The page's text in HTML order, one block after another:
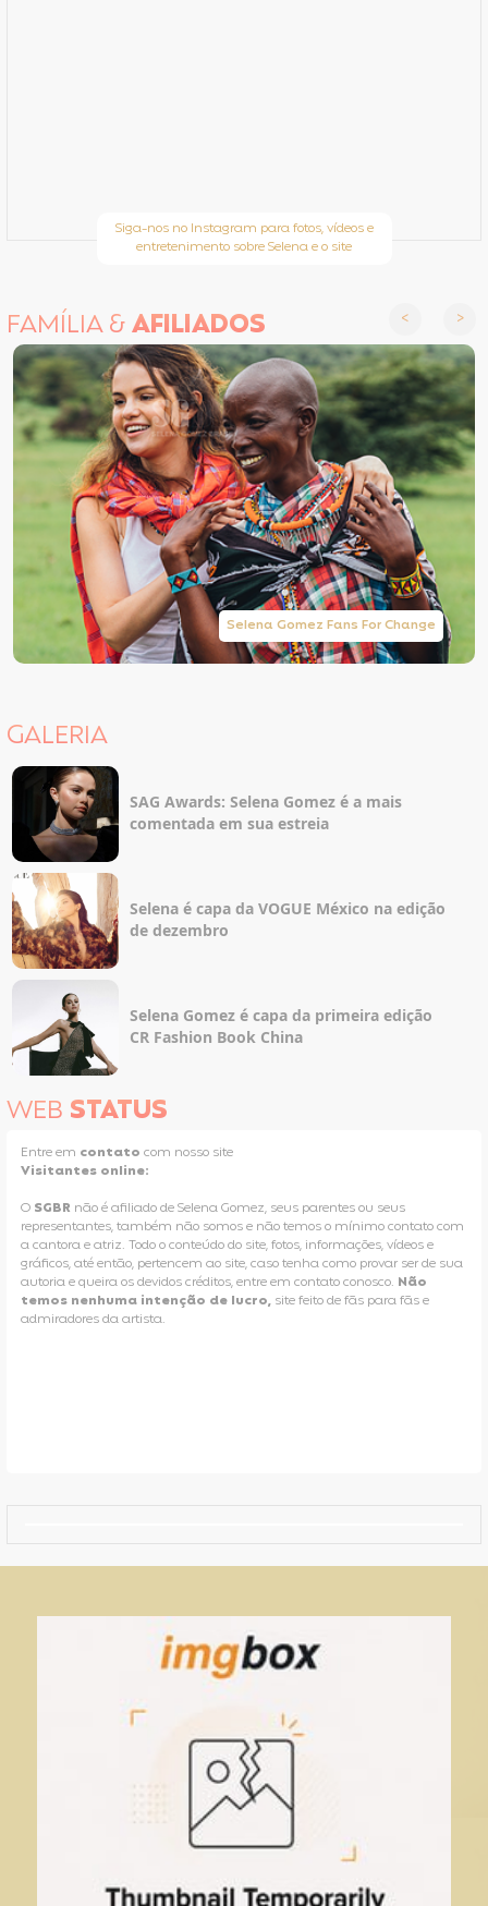
Siga-nos no Instagram para fotos, vídeos e
entretenimento sobre Selena e o site
FAMÍLIA &AFILIADOS
Selena Gomez Fans For Change
GALERIA
SAG Awards: Selena Gomez é a mais
comentada em sua estreia
Selena é capa da VOGUE México na edição
de dezembro
Selena Gomez é capa da primeira edição
CR Fashion Book China
WEB STATUS
Entre em contato com nosso site
Visitantes online:
O SGBR não é afiliado de Selena Gomez, seus parentes ou seus
representantes, também não somos e não temos o mínimo contato com
a cantora e atriz. Todo o conteúdo do site, fotos, informações, vídeos e
gráficos, até então, pertencem ao site, caso tenha como provar ser de sua
autoria e queira os devidos créditos, entre em contato conosco. Não
temos nenhuma intenção de lucro, site feito de fãs para fãs e
admiradores da artista.